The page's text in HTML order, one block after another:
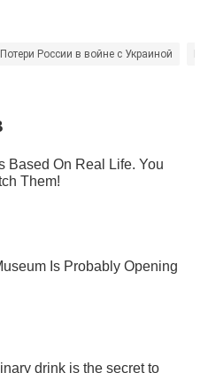
Потери России в войне с Украиной